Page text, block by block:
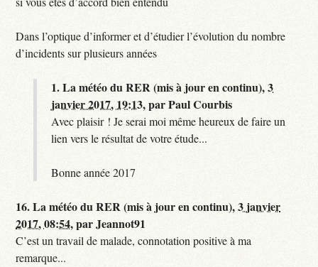
Dans l’optique d’informer et d’étudier l’évolution du nombre
d’incidents sur plusieurs années
1.La météo du RER (mis à jour en continu),3
janvier 2017, 19:13,parPaul Courbis
Avec plaisir ! Je serai moi même heureux de faire un
lien vers le résultat de votre étude...
Bonne année 2017
16.La météo du RER (mis à jour en continu),3 janvier
2017, 08:54,parJeannot91
C’est un travail de malade, connotation positive à ma
remarque...